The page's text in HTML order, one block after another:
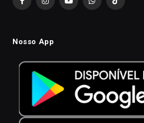
FacebookInstagramYouTubeWhatsAppTikTok
Nosso App